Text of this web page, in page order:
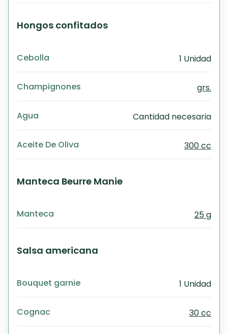
Hongos confitados
Cebolla 1 Unidad
Champignones grs.
Agua Cantidad necesaria
Aceite De Oliva 300 cc
Manteca Beurre Manie
Manteca 25 g
Salsa americana
Bouquet garnie 1 Unidad
Cognac 30 cc